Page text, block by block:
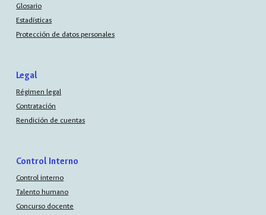
Glosario
Estadísticas
Protección de datos personales
Legal
Régimen legal
Contratación
Rendición de cuentas
Control Interno
Control interno
Talento humano
Concurso docente